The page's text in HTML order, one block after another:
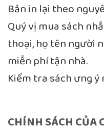
Bản in lại theo
Quý vị mua sách
thoại, họ tên người
miễn phí tận nhà.
Kiểm tra sách ưng
CHÍNH SÁCH CỦA